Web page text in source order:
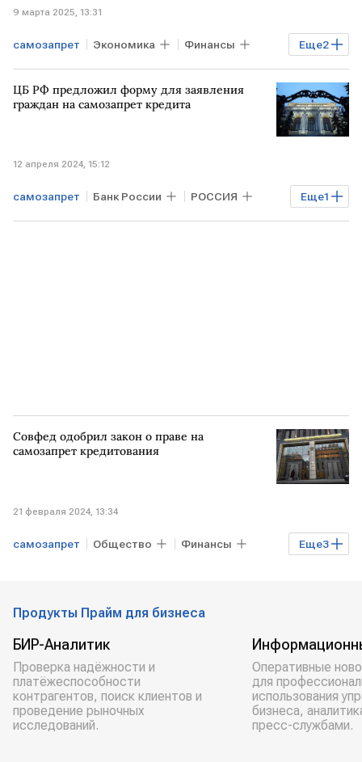
9 марта 2025, 13:31
Еще2
самозапрет Экономика Финансы
Финам Банки
ЦБ РФ предложил форму для заявления
граждан на самозапрет кредита
12 апреля 2024, 15:12
Еще1
самозапрет Банк России РОССИЯ
Банк России
Совфед одобрил закон о праве на
самозапрет кредитования
21 февраля 2024, 13:34
Еще3
самозапрет Общество Финансы
Продукты Прайм для бизнеса
БИР-Аналитик
Проверка надёжности и
платёжеспособности
контрагентов, поиск клиентов и
проведение рыночных
исследований.
Оперативные
для
использования
бизнеса,
пресс-службами.